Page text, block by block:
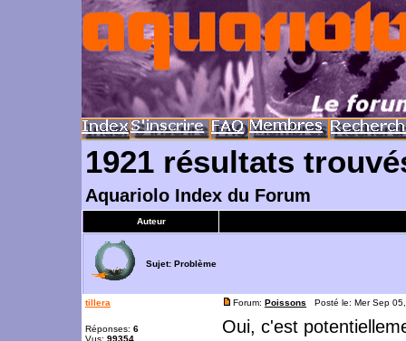
1921 résultats
Aquariolo Index du Forum
Auteur
Sujet: Problème
tillera
Réponses: 6
Vus: 99354
Forum: Poissons Posté le: Mer Sep
Oui, c'est